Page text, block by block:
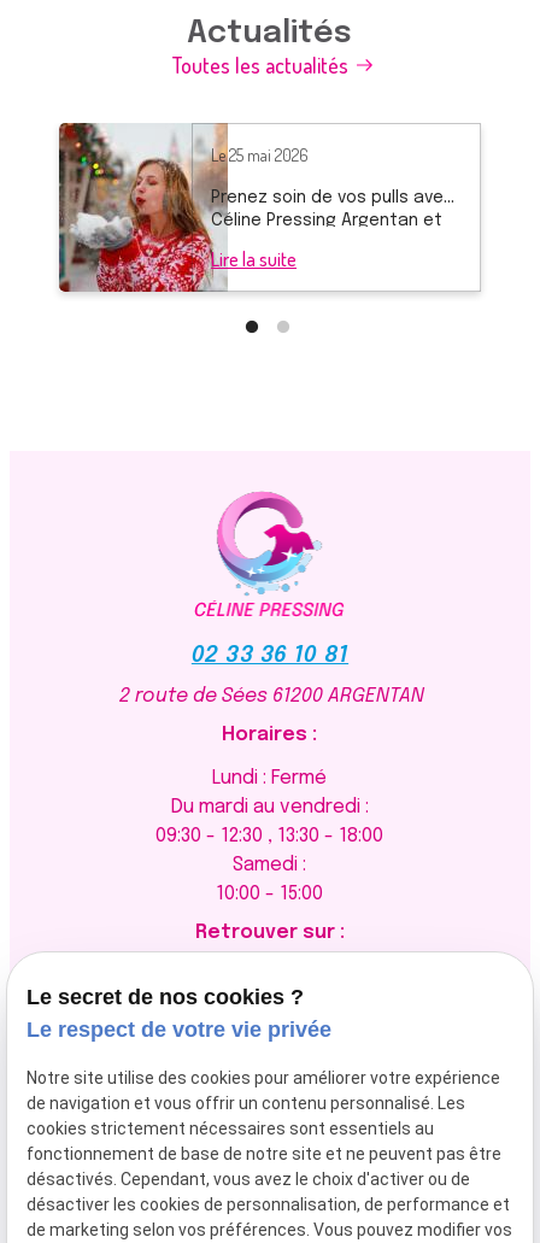
Actualités
Toutes les actualités
Le25 mai 2026
Prenez soin de vos pulls avec
Céline Pressing Argentan et
protégez le pendant l'été
Lire la suite
02 33 36 10 81
2 route de Sées 61200 ARGENTAN
Horaires :
Lundi : Fermé
Du mardi au vendredi :
09:30 - 12:30 , 13:30 - 18:00
Samedi :
10:00 - 15:00
Retrouver sur :
Newsletter
Le secret de nos cookies ?
Le respect de votre vie privée
Notre site utilise des cookies pour améliorer votre expérience
de navigation et vous offrir un contenu personnalisé. Les
cookies strictement nécessaires sont essentiels au
fonctionnement de base de notre site et ne peuvent pas être
désactivés. Cependant, vous avez le choix d'activer ou de
désactiver les cookies de personnalisation, de performance et
de marketing selon vos préférences. Vous pouvez modifier vos